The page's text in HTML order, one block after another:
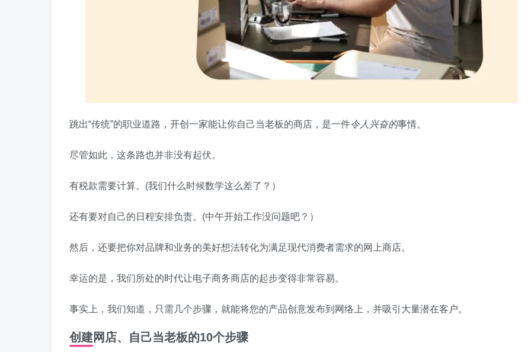
跳出“传统”的职业道路，开创一家能让你自己当老板的商店，是一件令人兴奋的事情。
尽管如此，这条路也并非没有起伏。
有税款需要计算。(我们什么时候数学这么差了？）
还有要对自己的日程安排负责。(中午开始工作没问题吧？）
然后，还要把你对品牌和业务的美好想法转化为满足现代消费者需求的网上商店。
幸运的是，我们所处的时代让电子商务商店的起步变得非常容易。
事实上，我们知道，只需几个步骤，就能将您的产品创意发布到网络上，并吸引大量潜在客户。
创建网店、自己当老板的10个步骤